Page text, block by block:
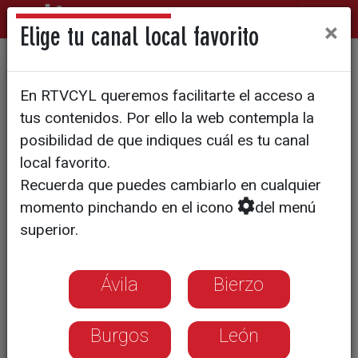
Luz verde de Europa a las
nuevas técnicas genómicas
para revolucionar el campo
El nuevo reglamento entrará en vigor en
20 días y alcanzará su plena vigencia en
dos años, permitiendo cultivos más
Elige tu canal local favorito ×
En RTVCYL queremos facilitarte el acceso a
tus contenidos. Por ello la web contempla la
posibilidad de que indiques cuál es tu canal
local favorito.
Recuerda que puedes cambiarlo en cualquier
momento pinchando en el icono
del menú
superior.
Ávila Bierzo
Burgos León